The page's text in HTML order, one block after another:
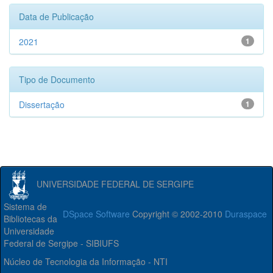
Data de Publicação
1
2021
Tipo de Documento
1
Dissertação
UNIVERSIDADE FEDERAL DE SERGIPE
DSpace Software Copyright © 2002-2010 Duraspace
Sistema de
Bibliotecas da
Universidade
Federal de Sergipe - SIBIUFS
Núcleo de Tecnologia da Informação - NTI